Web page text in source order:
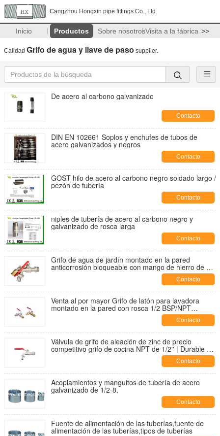
Cangzhou Hongxin pipe fittings Co., Ltd.
Inicio Productos Sobre nosotrosVisita a la fábrica >>
Calidad Grifo de agua y llave de paso supplier.
De acero al carbono galvanizado
Contacto
DIN EN 102661 Soplos y enchufes de tubos de
acero galvanizados y negros
Contacto
GOST hilo de acero al carbono negro soldado largo /
pezón de tubería
Contacto
niples de tubería de acero al carbono negro y
galvanizado de rosca larga
Contacto
Grifo de agua de jardín montado en la pared
anticorrosión bloqueable con mango de hierro de 1/2
"para exteriores, grifo de agua de aleación de Zinc
Contacto
Venta al por mayor Grifo de latón para lavadora
montado en la pared con rosca 1/2 BSP/NPT
niquelado moderno OEM | Durable y a prueba de
Contacto
Válvula de grifo de aleación de zinc de precio
competitivo grifo de cocina NPT de 1/2'' | Durable y a
Contacto
Acoplamientos y manguitos de tubería de acero
galvanizado de 1/2-8.
Contacto
Fuente de alimentación de las tuberías,fuente de
alimentación de las tuberías,tipos de tuberías